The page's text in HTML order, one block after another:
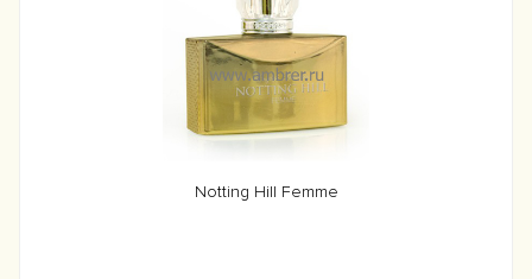
Notting Hill Femme